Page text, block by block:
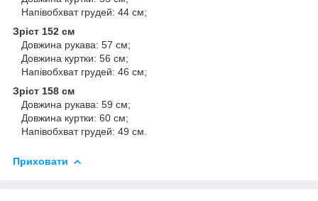
Напівобхват грудей: 44 см;
Зріст 152 см
Довжина рукава: 57 см;
Довжина куртки: 56 см;
Напівобхват грудей: 46 см;
Зріст 158 см
Довжина рукава: 59 см;
Довжина куртки: 60 см;
Напівобхват грудей: 49 см.
Приховати